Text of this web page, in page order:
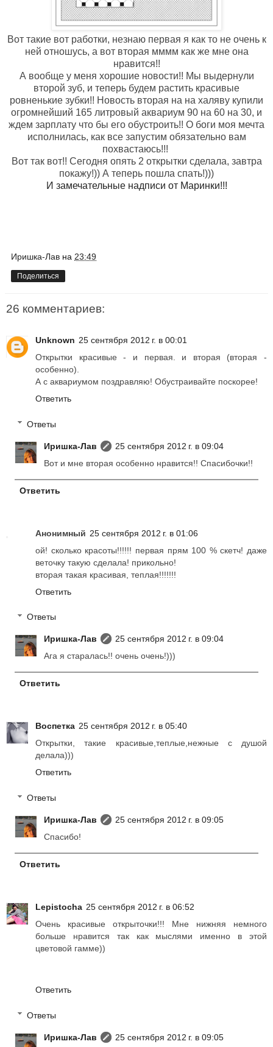
Вот такие вот работки, незнаю первая я как то не очень к
ней отношусь, а вот вторая мммм как же мне она
нравится!!
А вообще у меня хорошие новости!! Мы выдернули
второй зуб, и теперь будем растить красивые
ровненькие зубки!! Новость вторая на на халяву купили
огромнейший 165 литровый аквариум 90 на 60 на 30, и
ждем зарплату что бы его обустроить!! О боги моя мечта
исполнилась, как все запустим обязательно вам
похвастаюсь!!!
Вот так вот!! Сегодня опять 2 открытки сделала, завтра
покажу!)) А теперь пошла спать!)))
И замечательные надписи от Маринки!!!
Иришка-Лав на 23:49
Поделиться
26 комментариев:
Unknown 25 сентября 2012 г. в 00:01
Открытки красивые - и первая. и вторая (вторая -
особенно).
А с аквариумом поздравляю! Обустраивайте поскорее!
Ответить
Ответы
Иришка-Лав
25 сентября 2012 г. в 09:04
Вот и мне вторая особенно нравится!! Спасибочки!!
Ответить
Анонимный 25 сентября 2012 г. в 01:06
ой! сколько красоты!!!!!! первая прям 100 % скетч! даже
веточку такую сделала! прикольно!
вторая такая красивая, теплая!!!!!!!
Ответить
Ответы
Иришка-Лав
25 сентября 2012 г. в 09:04
Ага я старалась!! очень очень!)))
Ответить
Воспетка 25 сентября 2012 г. в 05:40
Открытки, такие красивые,теплые,нежные с душой
делала)))
Ответить
Ответы
Иришка-Лав
25 сентября 2012 г. в 09:05
Спасибо!
Ответить
Lepistocha 25 сентября 2012 г. в 06:52
Очень красивые открыточки!!! Мне нижняя немного
больше нравится так как мыслями именно в этой
цветовой гамме))
Ответить
Ответы
Иришка-Лав 25 сентября 2012 г. в 09:05